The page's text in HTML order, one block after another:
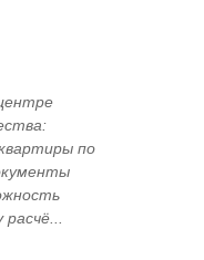
по